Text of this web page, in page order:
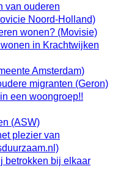
van ouderen
Noord-Holland)
wonen? (Movisie)
in Krachtwijken
Amsterdam)
migranten (Geron)
een woongroep!!
(ASW)
plezier van
betrokken bij elkaar